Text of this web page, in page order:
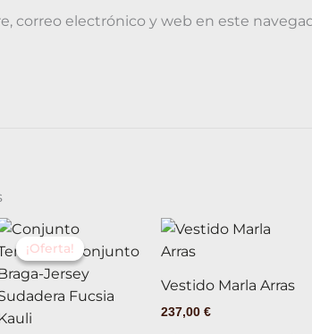
correo electrónico y web en este
¡Oferta!
¡Oferta!
El
precio
original
era:
75,90 €.
actual
45,54 €.
Este
producto
múltiples
variantes.
Vestido Marla Arras
237,00 €